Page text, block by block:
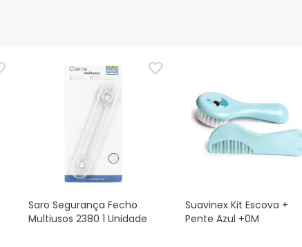
produto, mas estamos a trabalhar nisso. Recomendamos
desejares, também podes devolver o produto seguindo os
Saro Segurança Fecho
Multiusos 2380 1 Unidade
Suavinex Kit Escova +
Pente Azul +0M